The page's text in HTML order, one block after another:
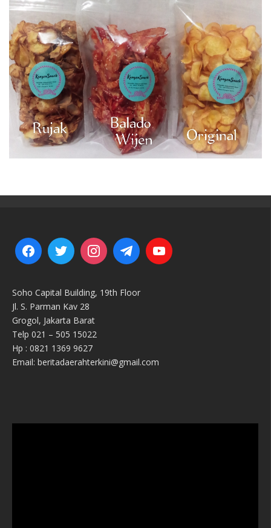
Soho Capital Building, 19th Floor
Jl. S. Parman Kav 28
Grogol, Jakarta Barat
Telp 021 – 505 15022
Hp : 0821 1369 9627
Email: beritadaerahterkini@gmail.com